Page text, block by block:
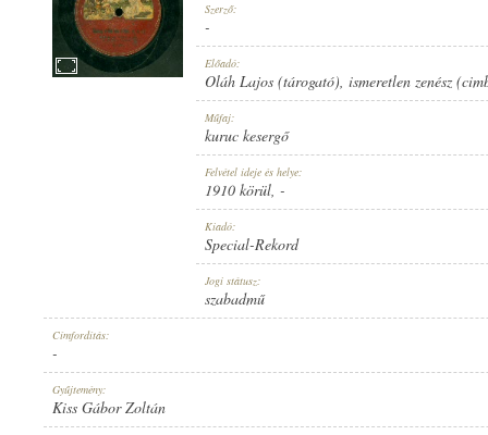
Szerző:
-
Előadó:
Oláh Lajos (tárogató), ismeretlen zenész
Műfaj:
kuruc kesergő
Felvétel ideje és helye:
1910 körül, -
Kiadó:
Special-Rekord
Jogi státusz:
szabadmű
Címfordítás:
-
Gyűjtemény:
Kiss Gábor Zoltán